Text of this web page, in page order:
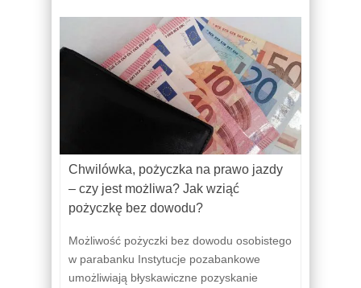
Chwilówka, pożyczka na prawo jazdy
– czy jest możliwa? Jak wziąć
pożyczkę bez dowodu?
Możliwość pożyczki bez dowodu osobistego
w parabanku Instytucje pozabankowe
umożliwiają błyskawiczne pozyskanie